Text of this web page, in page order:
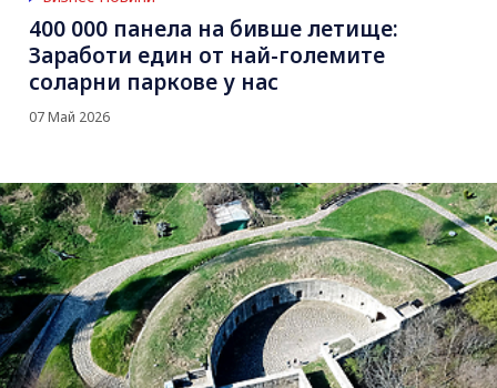
400 000 панела на бивше летище:
Заработи един от най-големите
соларни паркове у нас
07 Май 2026